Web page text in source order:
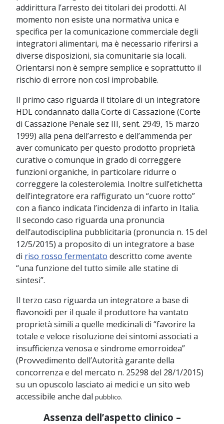
addirittura l’arresto dei titolari dei prodotti. Al
momento non esiste una normativa unica e
specifica per la comunicazione commerciale degli
integratori alimentari, ma è necessario riferirsi a
diverse disposizioni, sia comunitarie sia locali.
Orientarsi non è sempre semplice e soprattutto il
rischio di errore non così improbabile.
Il primo caso riguarda il titolare di un integratore
HDL condannato dalla Corte di Cassazione (Corte
di Cassazione Penale sez III, sent. 2949, 15 marzo
1999) alla pena dell’arresto e dell’ammenda per
aver comunicato per questo prodotto proprietà
curative o comunque in grado di correggere
funzioni organiche, in particolare ridurre o
correggere la colesterolemia. Inoltre sull’etichetta
dell’integratore era raffigurato un “cuore rotto”
con a fianco indicata l’incidenza di infarto in Italia.
Il secondo caso riguarda una pronuncia
dell’autodisciplina pubblicitaria (pronuncia n. 15 del
12/5/2015) a proposito di un integratore a base
di riso rosso fermentato descritto come avente
“una funzione del tutto simile alle statine di
sintesi”.
Il terzo caso riguarda un integratore a base di
flavonoidi per il quale il produttore ha vantato
proprietà simili a quelle medicinali di “favorire la
totale e veloce risoluzione dei sintomi associati a
insufficienza venosa e sindrome emorroidea”
(Provvedimento dell’Autorità garante della
concorrenza e del mercato n. 25298 del 28/1/2015)
su un opuscolo lasciato ai medici e un sito web
accessibile anche dal pubblico.
Assenza dell’aspetto clinico –